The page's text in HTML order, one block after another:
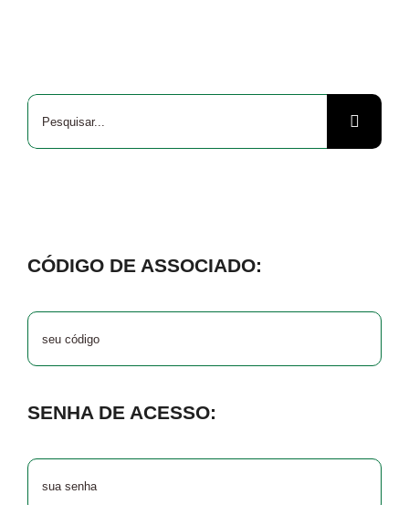
Buscar
resultados
CÓDIGO DE ASSOCIADO:
SENHA DE ACESSO: